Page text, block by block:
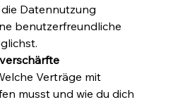
Datennutzung
benutzerfreundliche
Verträge mit
musst und wie du dich